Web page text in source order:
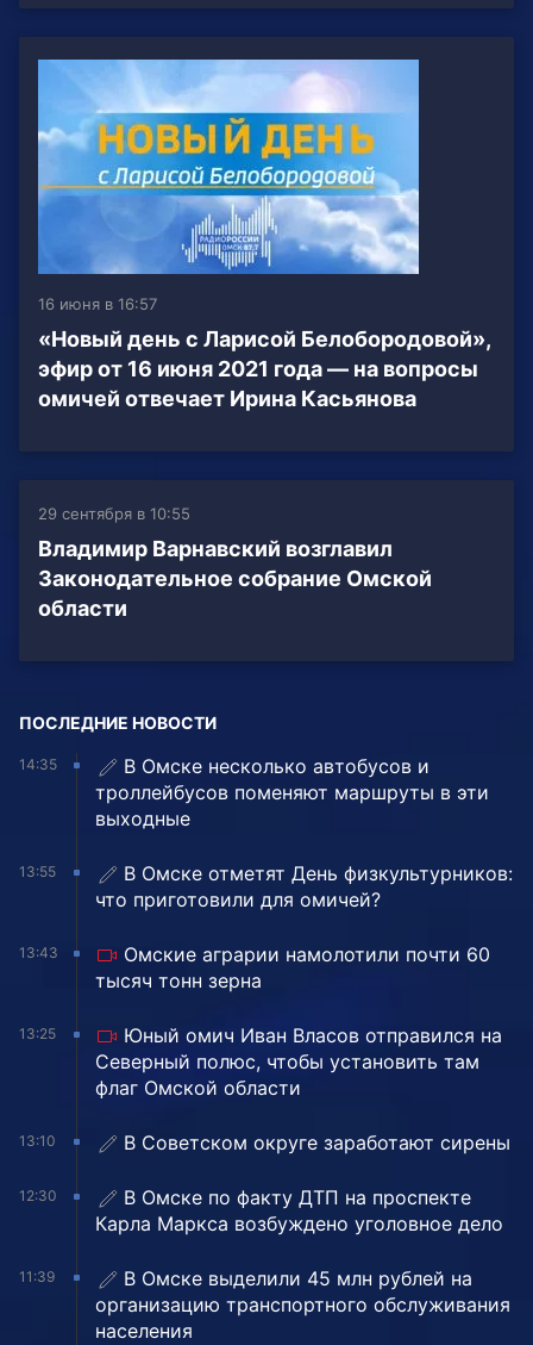
16 июня в 16:57
«Новый день с Ларисой Белобородовой»,
эфир от 16 июня 2021 года — на вопросы
омичей отвечает Ирина Касьянова
29 сентября в 10:55
Владимир Варнавский возглавил
Законодательное собрание Омской
области
ПОСЛЕДНИЕ НОВОСТИ
14:35
В Омске несколько автобусов и
троллейбусов поменяют маршруты в эти
выходные
13:55
В Омске отметят День физкультурников:
что приготовили для омичей?
13:43
Омские аграрии намолотили почти 60
тысяч тонн зерна
13:25
Юный омич Иван Власов отправился на
Северный полюс, чтобы установить там
флаг Омской области
13:10 В Советском округе заработают сирены
12:30
В Омске по факту ДТП на проспекте
Карла Маркса возбуждено уголовное дело
11:39
В Омске выделили 45 млн рублей на
организацию транспортного обслуживания
населения